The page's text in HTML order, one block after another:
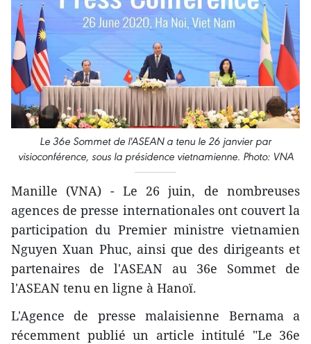
Le 36e Sommet de l'ASEAN a tenu le 26 janvier par
visioconférence, sous la présidence vietnamienne. Photo: VNA
Manille (VNA) - Le 26 juin, de nombreuses
agences de presse internationales ont couvert la
participation du Premier ministre vietnamien
Nguyen Xuan Phuc, ainsi que des dirigeants et
partenaires de l'ASEAN au 36e Sommet de
l'ASEAN tenu en ligne à Hanoï.
L'Agence de presse malaisienne Bernama a
récemment publié un article intitulé "Le 36e